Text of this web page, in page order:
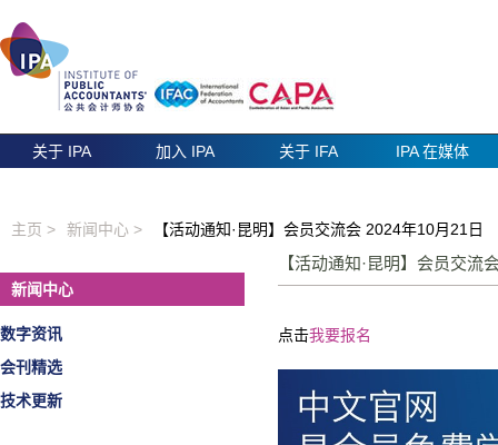
关于 IPA 加入 IPA 关于 IFA IPA 在媒体
主页 > 新闻中心 > 【活动通知·昆明】会员交流会 2024年10月21日
新闻中心
数字资讯
会刊精选
技术更新
【活动通知·昆明】会员交
点击我要报名